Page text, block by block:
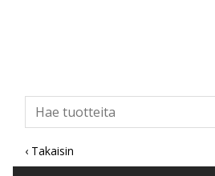
‹ Takaisin